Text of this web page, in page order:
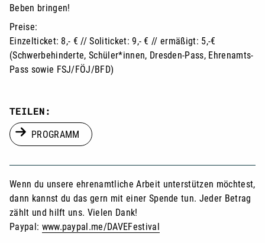
Beben bringen!
Preise:
Einzelticket: 8,- € // Soliticket: 9,- € // ermäßigt: 5,-€
(Schwerbehinderte, Schüler*innen, Dresden-Pass, Ehrenamts-
Pass sowie FSJ/FÖJ/BFD)
TEILEN:
PROGRAMM
Wenn du unsere ehrenamtliche Arbeit unterstützen möchtest,
dann kannst du das gern mit einer Spende tun. Jeder Betrag
zählt und hilft uns. Vielen Dank!
Paypal: www.paypal.me/DAVEFestival